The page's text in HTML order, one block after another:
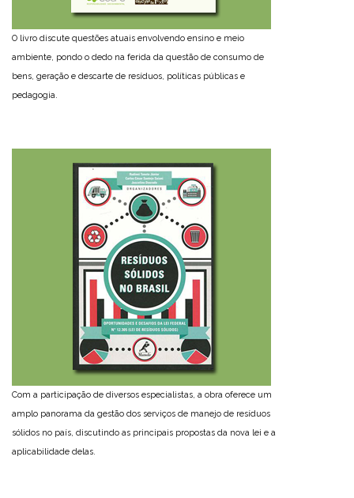
O livro discute questões atuais envolvendo ensino e meio
ambiente, pondo o dedo na ferida da questão de consumo de
bens, geração e descarte de resíduos, políticas públicas e
pedagogia.
Com a participação de diversos especialistas, a obra oferece um
amplo panorama da gestão dos serviços de manejo de resíduos
sólidos no país, discutindo as principais propostas da nova lei e a
aplicabilidade delas.